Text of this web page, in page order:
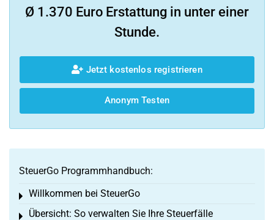
Ø 1.370 Euro Erstattung in unter einer
Stunde.
Jetzt kostenlos registrieren
Anonym Testen
SteuerGo Programmhandbuch:
Willkommen bei SteuerGo
Toggle menu
Übersicht: So verwalten Sie Ihre Steuerfälle
Toggle menu